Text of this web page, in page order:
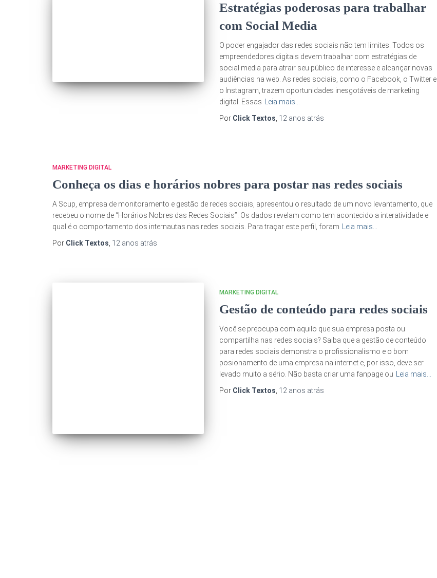
Estratégias poderosas para trabalhar
com Social Media
O poder engajador das redes sociais não tem limites. Todos os
empreendedores digitais devem trabalhar com estratégias de
social media para atrair seu público de interesse e alcançar novas
audiências na web. As redes sociais, como o Facebook, o Twitter e
o Instagram, trazem oportunidades inesgotáveis de marketing
digital. Essas Leia mais…
Por Click Textos, 12 anos atrás
MARKETING DIGITAL
Conheça os dias e horários nobres para postar nas redes sociais
A Scup, empresa de monitoramento e gestão de redes sociais, apresentou o resultado de um novo levantamento, que
recebeu o nome de “Horários Nobres das Redes Sociais”. Os dados revelam como tem acontecido a interatividade e
qual é o comportamento dos internautas nas redes sociais. Para traçar este perfil, foram Leia mais…
Por Click Textos, 12 anos atrás
MARKETING DIGITAL
Gestão de conteúdo para redes sociais
Você se preocupa com aquilo que sua empresa posta ou
compartilha nas redes sociais? Saiba que a gestão de conteúdo
para redes sociais demonstra o profissionalismo e o bom
posionamento de uma empresa na internet e, por isso, deve ser
levado muito a sério. Não basta criar uma fanpage ou Leia mais…
Por Click Textos, 12 anos atrás